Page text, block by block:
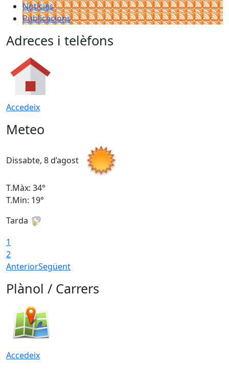
Notícies
Publicacions
Adreces i telèfons
Accedeix
Meteo
Dissabte, 8 d’agost
T.Màx: 34°
T.Min: 19°
Tarda
1
2
AnteriorSegüent
Plànol / Carrers
Accedeix